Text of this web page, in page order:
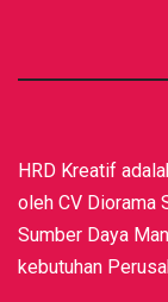
HRD Kreatif
oleh CV Diorama
Sumber Daya
kebutuhan